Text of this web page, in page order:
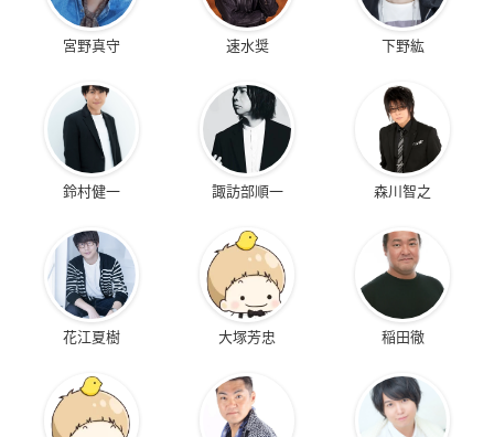
宮野真守 速水奨 下野紘
鈴村健一 諏訪部順一 森川智之
花江夏樹 大塚芳忠 稲田徹